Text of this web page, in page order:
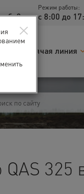
2
Режим работы:
с 8:00 до
Горячая линия
QAS
×